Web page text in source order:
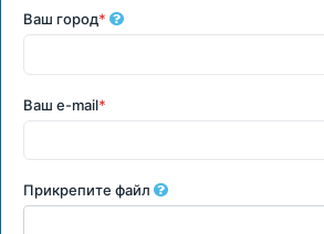
Ваш город*
Ваш e-mail*
Прикрепите файл